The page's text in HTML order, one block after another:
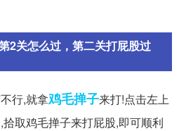
2关怎么过，第二关打屁股过
行,就拿鸡毛掸子来打!点击左上
取鸡毛掸子来打屁股,即可顺利